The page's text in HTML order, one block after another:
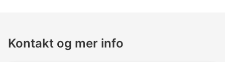
Kontakt og mer info